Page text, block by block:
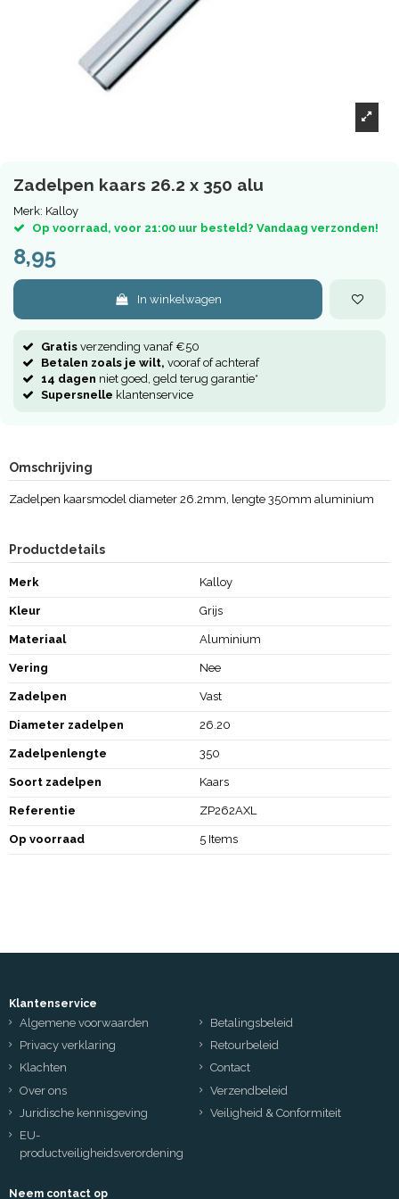
Zadelpen kaars 26.2 x 350 alu
Merk: Kalloy
Op voorraad, voor 21:00 uur besteld? Vandaag verzonden!
8,95
In winkelwagen
Gratis verzending vanaf €50
Betalen zoals je wilt, vooraf of achteraf
14 dagen niet goed, geld terug garantie*
Supersnelle klantenservice
Omschrijving
Zadelpen kaarsmodel diameter 26.2mm, lengte 350mm aluminium
Productdetails
Merk Kalloy
Kleur Grijs
Materiaal Aluminium
Vering Nee
Zadelpen Vast
Diameter zadelpen 26.20
Zadelpenlengte 350
Soort zadelpen Kaars
Referentie ZP262AXL
Op voorraad 5 Items
Klantenservice
Algemene voorwaarden
Betalingsbeleid
Privacy verklaring
Retourbeleid
Klachten
Contact
Over ons
Verzendbeleid
Juridische kennisgeving
Veiligheid & Conformiteit
EU-
productveiligheidsverordening
Neem contact op